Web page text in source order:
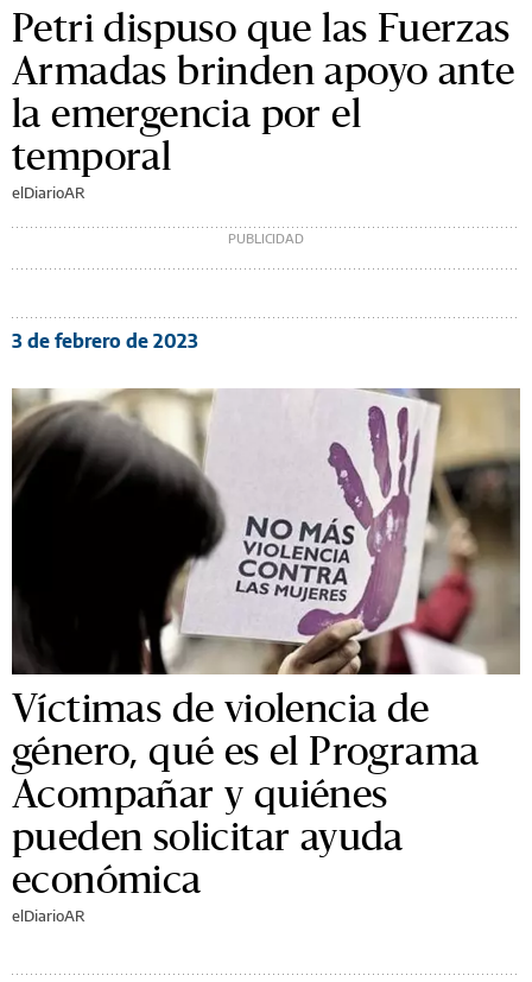
Petri dispuso que las Fuerzas
Armadas brinden apoyo ante
la emergencia por el
temporal
elDiarioAR
3 de febrero de 2023
Víctimas de violencia de
género, qué es el Programa
Acompañar y quiénes
pueden solicitar ayuda
económica
elDiarioAR